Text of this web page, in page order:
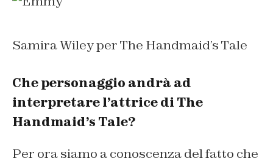
Samira Wiley per The Handmaid’s Tale
Che personaggio andrà ad
interpretare l’attrice di The
Handmaid’s Tale?
Per ora siamo a conoscenza del fatto che